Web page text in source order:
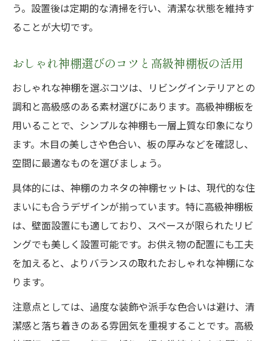
う。設置後は定期的な清掃を行い、清潔な状態を維持す
ることが大切です。
おしゃれ神棚選びのコツと高級神棚板の活用
おしゃれな神棚を選ぶコツは、リビングインテリアとの
調和と高級感のある素材選びにあります。高級神棚板を
用いることで、シンプルな神棚も一層上質な印象になり
ます。木目の美しさや色合い、板の厚みなどを確認し、
空間に最適なものを選びましょう。
具体的には、神棚のカネタの神棚セットは、現代的な住
まいにも合うデザインが揃っています。特に高級神棚板
は、壁面設置にも適しており、スペースが限られたリビ
ングでも美しく設置可能です。お供え物の配置にも工夫
を加えると、よりバランスの取れたおしゃれな神棚にな
ります。
注意点としては、過度な装飾や派手な色合いは避け、清
潔感と落ち着きのある雰囲気を重視することです。高級